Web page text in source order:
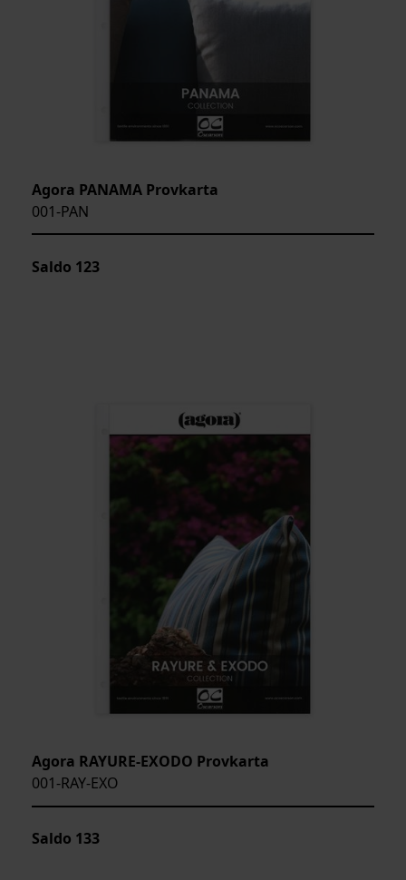
Agora PANAMA Provkarta
001-PAN
Saldo 123
Agora RAYURE-EXODO Provkarta
001-RAY-EXO
Saldo 133